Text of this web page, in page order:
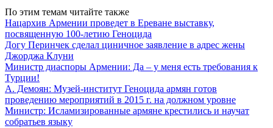
По этим темам читайте также
Нацархив Армении проведет в Ереване выставку,
посвященную 100-летию Геноцида
Догу Перинчек сделал циничное заявление в адрес жены
Джорджа Клуни
Министр диаспоры Армении: Да – у меня есть требования к
Турции!
А. Демоян: Музей-институт Геноцида армян готов
проведению мероприятий в 2015 г. на должном уровне
Министр: Исламизированные армяне крестились и научат
собратьев языку